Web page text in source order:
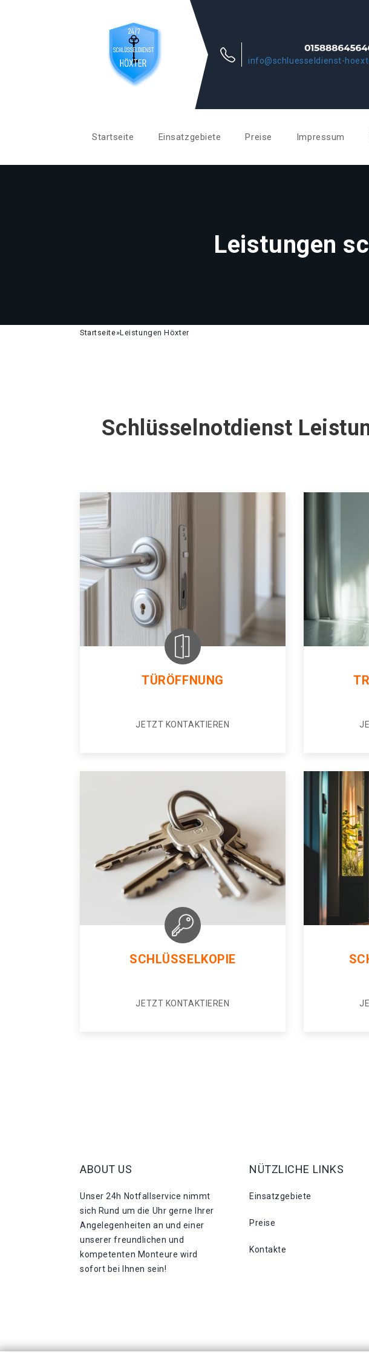
info@schluesseldienst-
Startseite Einsatzgebiete Preise Impressum
Leistungen
Startseite»Leistungen Höxter
Schlüsselnotdienst
TÜRÖFFNUNG
JETZT KONTAKTIEREN
SCHLÜSSELKOPIE
JETZT KONTAKTIEREN
ABOUT US
Unser 24h Notfallservice nimmt
sich Rund um die Uhr gerne Ihrer
Angelegenheiten an und einer
unserer freundlichen und
kompetenten Monteure wird
sofort bei Ihnen sein!
NÜTZLICHE LINKS
Einsatzgebiete
Preise
Kontakte